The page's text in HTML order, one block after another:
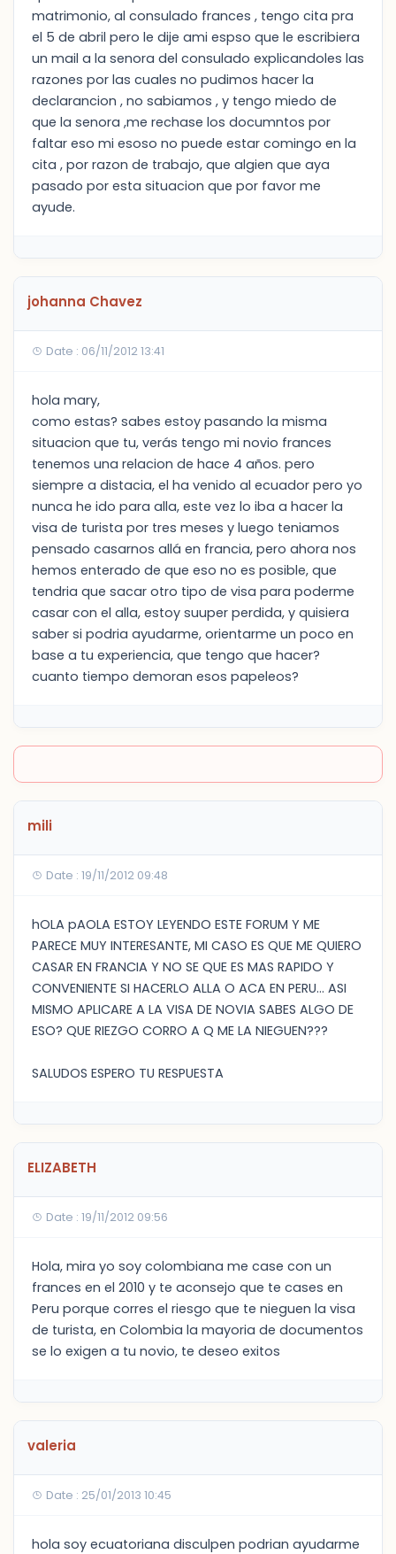
matrimonio, al consulado frances , tengo cita pra
el 5 de abril pero le dije ami espso que le escribiera
un mail a la senora del consulado explicandoles las
razones por las cuales no pudimos hacer la
declarancion , no sabiamos , y tengo miedo de
que la senora ,me rechase los documntos por
faltar eso mi esoso no puede estar comingo en la
cita , por razon de trabajo, que algien que aya
pasado por esta situacion que por favor me
ayude.
johanna Chavez
Date : 06/11/2012 13:41
hola mary,
como estas? sabes estoy pasando la misma
situacion que tu, verás tengo mi novio frances
tenemos una relacion de hace 4 años. pero
siempre a distacia, el ha venido al ecuador pero yo
nunca he ido para alla, este vez lo iba a hacer la
visa de turista por tres meses y luego teniamos
pensado casarnos allá en francia, pero ahora nos
hemos enterado de que eso no es posible, que
tendria que sacar otro tipo de visa para poderme
casar con el alla, estoy suuper perdida, y quisiera
saber si podria ayudarme, orientarme un poco en
base a tu experiencia, que tengo que hacer?
cuanto tiempo demoran esos papeleos?
mili
Date : 19/11/2012 09:48
hOLA pAOLA ESTOY LEYENDO ESTE FORUM Y ME
PARECE MUY INTERESANTE, MI CASO ES QUE ME QUIERO
CASAR EN FRANCIA Y NO SE QUE ES MAS RAPIDO Y
CONVENIENTE SI HACERLO ALLA O ACA EN PERU... ASI
MISMO APLICARE A LA VISA DE NOVIA SABES ALGO DE
ESO? QUE RIEZGO CORRO A Q ME LA NIEGUEN???
SALUDOS ESPERO TU RESPUESTA
ELIZABETH
Date : 19/11/2012 09:56
Hola, mira yo soy colombiana me case con un
frances en el 2010 y te aconsejo que te cases en
Peru porque corres el riesgo que te nieguen la visa
de turista, en Colombia la mayoria de documentos
se lo exigen a tu novio, te deseo exitos
valeria
Date : 25/01/2013 10:45
hola soy ecuatoriana disculpen podrian ayudarme